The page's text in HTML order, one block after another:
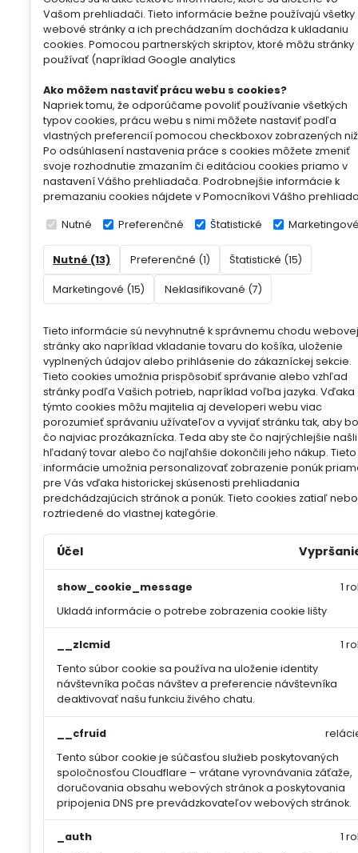
Vašom prehliadači. Tieto informácie bežne používajú všetky
webové stránky a ich prechádzaním dochádza k ukladaniu
cookies. Pomocou partnerských skriptov, ktoré môžu stránky
používať (napríklad Google analytics
Ako môžem nastaviť prácu webu s cookies?
Napriek tomu, že odporúčame povoliť používanie všetkých
typov cookies, prácu webu s nimi môžete nastaviť podľa
vlastných preferencií pomocou checkboxov zobrazených
Po odsúhlasení nastavenia práce s cookies môžete zmeniť
svoje rozhodnutie zmazaním či editáciou cookies priamo v
nastavení Vášho prehliadača. Podrobnejšie informácie k
premazaniu cookies nájdete v Pomocníkovi Vášho
Nutné Preferenčné Štatistické Marketingové
Nutné (13) Preferenčné (1) Štatistické (15)
Marketingové (15) Neklasifikované (7)
Tieto informácie sú nevyhnutné k správnemu chodu webovej
stránky ako napríklad vkladanie tovaru do košíka, uloženie
vyplnených údajov alebo prihlásenie do zákazníckej sekcie.
Tieto cookies umožnia prispôsobiť správanie alebo vzhľad
stránky podľa Vašich potrieb, napríklad voľba jazyka. Vďaka
týmto cookies môžu majitelia aj developeri webu viac
porozumieť správaniu užívateľov a vyvijať stránku tak, aby
čo najviac prozákaznícka. Teda aby ste čo najrýchlejšie našli
hľadaný tovar alebo čo najľahšie dokončili jeho nákup. Tieto
informácie umožnia personalizovať zobrazenie ponúk
pre Vás vďaka historickej skúsenosti prehliadania
predchádzajúcich stránok a ponúk. Tieto cookies zatiaľ
roztriedené do vlastnej kategórie.
Účel
show_cookie_message
Ukladá informácie o potrebe zobrazenia cookie lišty
1
__zlcmid
Tento súbor cookie sa používa na uloženie identity
návštevníka počas návštev a preferencie návštevníka
deaktivovať našu funkciu živého chatu.
1
__cfruid
Tento súbor cookie je súčasťou služieb poskytovaných
spoločnosťou Cloudflare – vrátane vyrovnávania záťaže,
doručovania obsahu webových stránok a poskytovania
pripojenia DNS pre prevádzkovateľov webových stránok.
_auth
1